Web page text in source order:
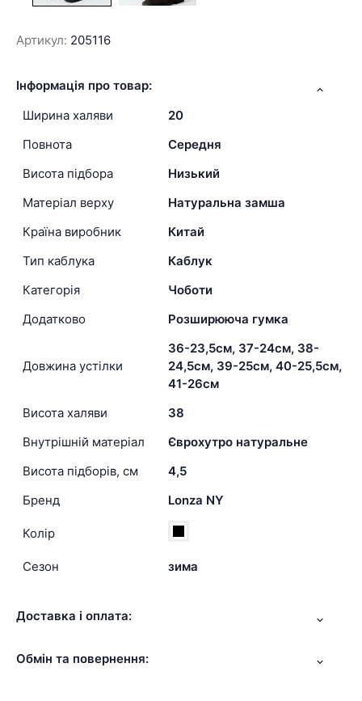
Артикул: 205116
Інформація про товар:
Ширина халяви
20
Повнота
Середня
Висота підбора
Низький
Матеріал верху
Натуральна замша
Країна виробник
Китай
Тип каблука
Каблук
Категорія
Чоботи
Додатково
Розширююча гумка
Довжина устілки
36-23,5см, 37-24см, 38-
24,5см, 39-25см, 40-25,5см,
41-26см
Висота халяви
38
Внутрішній матеріал
Єврохутро натуральне
Висота підборів, см
4,5
Бренд
Lonza NY
Колір
Сезон зима
Доставка і оплата:
Обмін та повернення: